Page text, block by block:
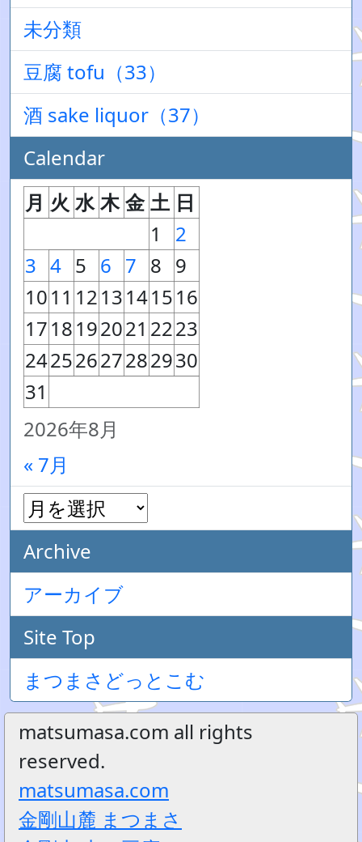
未分類
豆腐 tofu（33）
酒 sake liquor（37）
Calendar
2026年8月
月 火 水 木 金 土 日
1
2
3 4 5 6 7 8 9
1011 1213141516
1718192021 2223
24252627282930
31
« 7月
Archive
アーカイブ
Site Top
まつまさどっとこむ
matsumasa.com all rights
reserved.
matsumasa.com
金剛山麓 まつまさ